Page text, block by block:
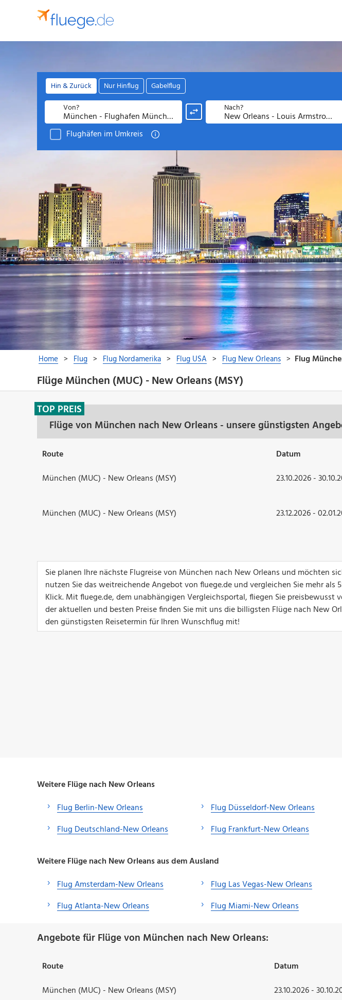
Flüge München (MUC) - New Orleans (MSY)
Flüge von München nach New Orleans - unsere günstigsten
TOP PREIS
Route Datum
München (MUC) - New Orleans (MSY)
23.10.2026 -
München (MUC) - New Orleans (MSY) 23.12.2026 -
Sie planen Ihre nächste Flugreise von München nach New Orleans und möchten
nutzen Sie das weitreichende Angebot von fluege.de und vergleichen Sie mehr als
Klick. Mit fluege.de, dem unabhängigen Vergleichsportal, fliegen Sie preisbewusst
der aktuellen und besten Preise finden Sie mit uns die billigsten Flüge nach New
den günstigsten Reisetermin für Ihren Wunschflug mit!
Weitere Flüge nach New Orleans
Flug Berlin-New Orleans
Flug Deutschland-New Orleans
Flug Düsseldorf-New Orleans
Flug Frankfurt-New Orleans
Weitere Flüge nach New Orleans aus dem Ausland
Flug Amsterdam-New Orleans
Flug Atlanta-New Orleans
Flug Las Vegas-New Orleans
Flug Miami-New Orleans
Angebote für Flüge von München nach New Orleans:
Route Datum
München (MUC) - New Orleans (MSY)
23.10.2026 -